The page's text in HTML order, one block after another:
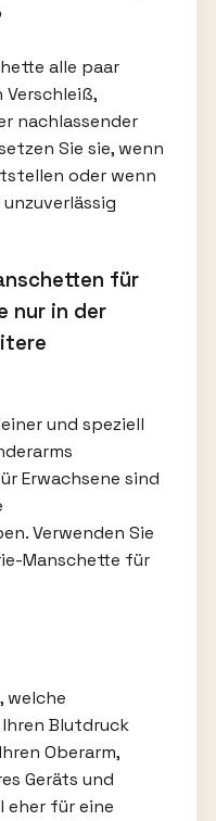
alle paar
nachlassender
Sie sie, wenn
oder wenn
für
nur in der
und speziell
Erwachsene sind
Verwenden Sie
Manschette für
welche
Blutdruck
Oberarm,
Geräts und
eher für eine